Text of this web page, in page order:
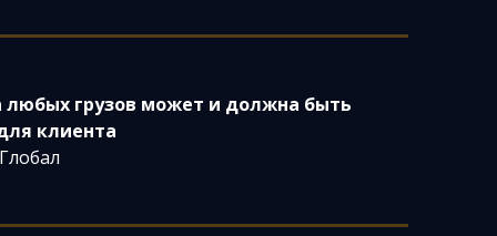
любых грузов может и должна быть
клиента